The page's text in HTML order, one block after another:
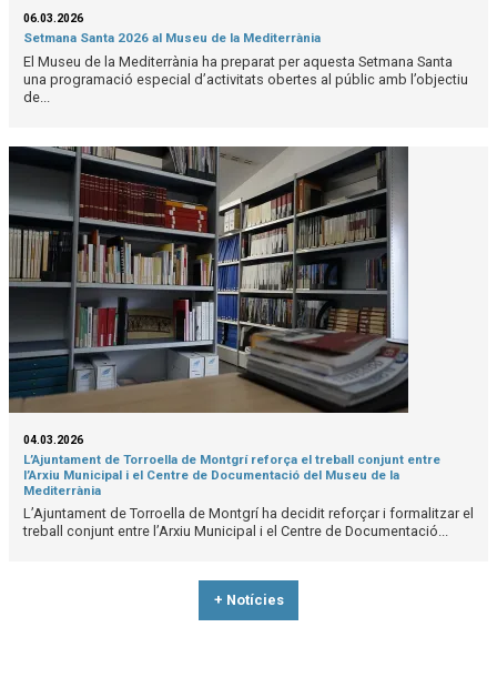
06.03.2026
Setmana Santa 2026 al Museu de la Mediterrània
El Museu de la Mediterrània ha preparat per aquesta Setmana Santa
una programació especial d’activitats obertes al públic amb l’objectiu
de...
04.03.2026
L’Ajuntament de Torroella de Montgrí reforça el treball conjunt entre
l’Arxiu Municipal i el Centre de Documentació del Museu de la
Mediterrània
L’Ajuntament de Torroella de Montgrí ha decidit reforçar i formalitzar el
treball conjunt entre l’Arxiu Municipal i el Centre de Documentació...
+ Notícies